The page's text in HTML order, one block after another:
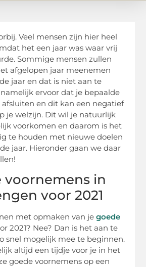
Veel mensen zijn hier heel
het een jaar was waar vrij
Sommige mensen zullen
afgelopen jaar meenemen
jaar en dat is niet aan te
ervoor dat je bepaalde
en dit kan een negatief
je welzijn. Dit wil je natuurlijk
voorkomen en daarom is het
te houden met nieuwe doelen
jaar. Hieronder gaan we daar
voornemens in
voor 2021
met opmaken van jegoede
2021? Nee? Dan is het aan te
snel mogelijk mee te beginnen.
altijd een tijdje voor je in het
goede voornemens op een